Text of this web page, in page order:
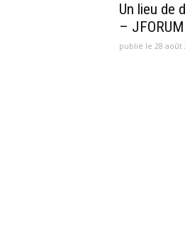
Un lieu de
–
publié le 28 août